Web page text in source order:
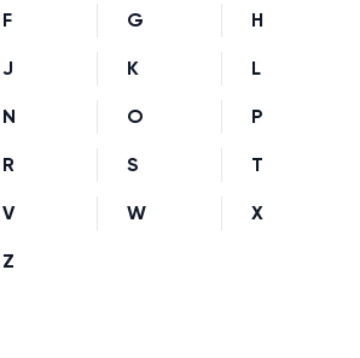
F G H
J K L
N O P
R S T
V W X
Z